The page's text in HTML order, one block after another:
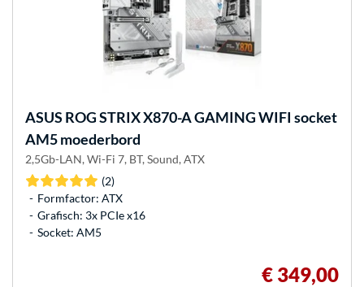
ASUS ROG STRIX X870-A GAMING WIFI socket
AM5 moederbord
2,5Gb-LAN, Wi-Fi 7, BT, Sound, ATX
(2)
Formfactor: ATX
Grafisch: 3x PCIe x16
Socket: AM5
€ 349,00